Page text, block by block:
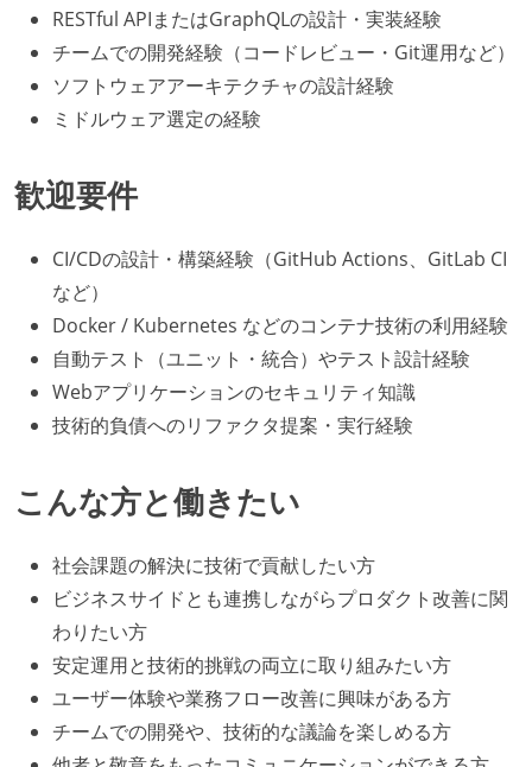
RESTful APIまたはGraphQLの設計・実装経験
チームでの開発経験（コードレビュー・Git運用など）
ソフトウェアアーキテクチャの設計経験
ミドルウェア選定の経験
歓迎要件
CI/CDの設計・構築経験（GitHub Actions、GitLab CI
など）
Docker / Kubernetes などのコンテナ技術の利用経験
自動テスト（ユニット・統合）やテスト設計経験
Webアプリケーションのセキュリティ知識
技術的負債へのリファクタ提案・実行経験
こんな方と働きたい
社会課題の解決に技術で貢献したい方
ビジネスサイドとも連携しながらプロダクト改善に関
わりたい方
安定運用と技術的挑戦の両立に取り組みたい方
ユーザー体験や業務フロー改善に興味がある方
チームでの開発や、技術的な議論を楽しめる方